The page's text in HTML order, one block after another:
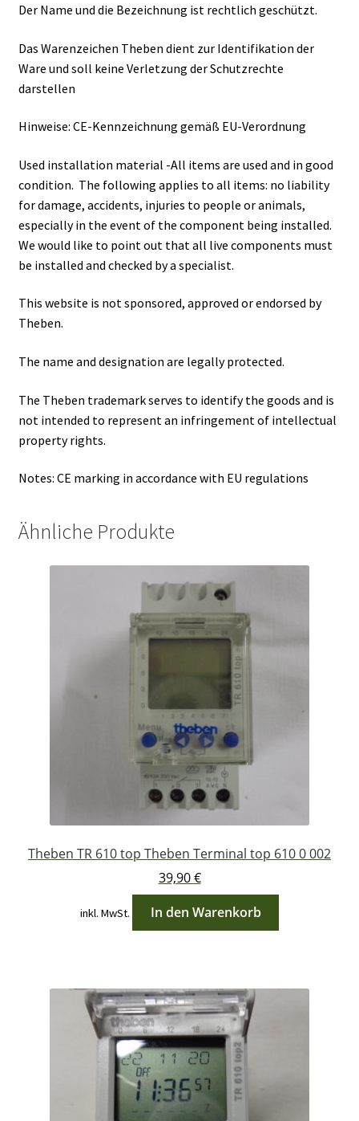
Der Name und die Bezeichnung ist rechtlich geschützt.
Das Warenzeichen Theben dient zur Identifikation der
Ware und soll keine Verletzung der Schutzrechte
darstellen
Hinweise: CE-Kennzeichnung gemäß EU-Verordnung
Used installation material -All items are used and in good
condition. The following applies to all items: no liability
for damage, accidents, injuries to people or animals,
especially in the event of the component being installed.
We would like to point out that all live components must
be installed and checked by a specialist.
This website is not sponsored, approved or endorsed by
Theben.
The name and designation are legally protected.
The Theben trademark serves to identify the goods and is
not intended to represent an infringement of intellectual
property rights.
Notes: CE marking in accordance with EU regulations
Ähnliche Produkte
Theben TR 610 top Theben Terminal top 610 0 002
39,90€
inkl. MwSt. In den Warenkorb